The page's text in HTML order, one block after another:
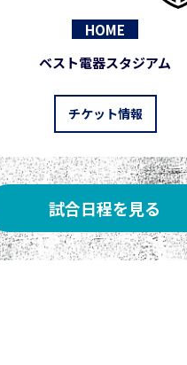
HOME
ベスト電器スタジアム
チケット情報
試合日程を見る